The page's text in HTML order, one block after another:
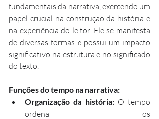
fundamentais da narrativa, exercendo um
papel crucial na construção da história e
na experiência do leitor. Ele se manifesta
de diversas formas e possui um impacto
significativo na estrutura e no significado
do texto.
Funções do tempo na narrativa:
Organização da história: O tempo
ordena os